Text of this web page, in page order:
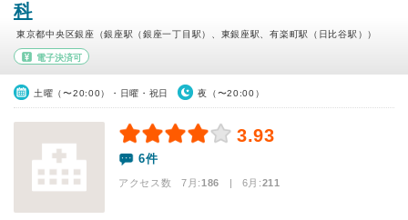
科
東京都中央区銀座（銀座駅（銀座一丁目駅）、東銀座駅、有楽町駅（日比谷駅））
電子決済可
土曜（〜20:00）・日曜・祝日 夜（〜20:00）
3.93
6件
アクセス数 7月:186 | 6月:211